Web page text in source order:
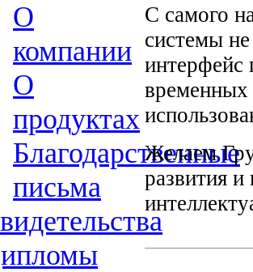
О
компании
О
продуктах
Благодарственные
письма
С самого
системы
интерфейс
временных
Желаем
развития